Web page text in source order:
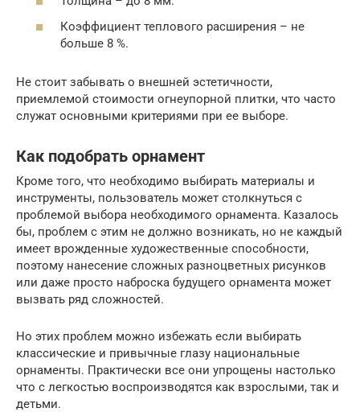
Коэффициент теплового расширения – не
больше 8 %.
Не стоит забывать о внешней эстетичности,
приемлемой стоимости огнеупорной плитки, что часто
служат основными критериями при ее выборе.
Как подобрать орнамент
Кроме того, что необходимо выбирать материалы и
инструменты, пользователь может столкнуться с
проблемой выбора необходимого орнамента. Казалось
бы, проблем с этим не должно возникать, но не каждый
имеет врожденные художественные способности,
поэтому нанесение сложных разноцветных рисунков
или даже просто наброска будущего орнамента может
вызвать ряд сложностей.
Но этих проблем можно избежать если выбирать
классические и привычные глазу национальные
орнаменты. Практически все они упрощены настолько
что с легкостью воспроизводятся как взрослыми, так и
детьми.